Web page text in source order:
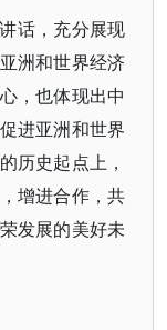
话，充分展现
洲和世界经济
，也体现出中
进亚洲和世界
历史起点上，
增进合作，共
发展的美好未